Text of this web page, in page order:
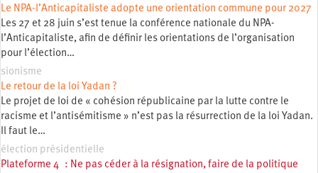
Le NPA-l’Anticapitaliste adopte une orientation commune pour 2027
Les 27 et 28 juin s’est tenue la conférence nationale du NPA-
l’Anticapitaliste, afin de définir les orientations de l’organisation
pour l’élection…
sionisme
Le retour de la loi Yadan ?
Le projet de loi de « cohésion républicaine par la lutte contre le
racisme et l’antisémitisme » n’est pas la résurrection de la loi Yadan.
Il faut le…
élection présidentielle
Plateforme 4 : Ne pas céder à la résignation, faire de la politique